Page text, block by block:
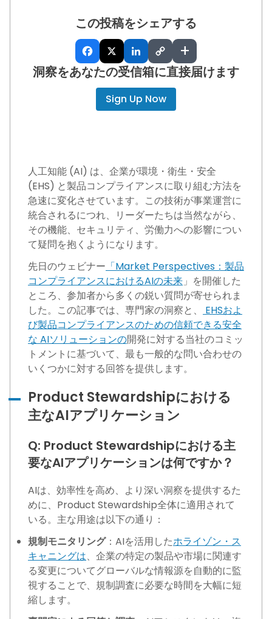
この投稿をシェアする
+
洞察をあなたの受信箱に直接届けます
Sign Up Now
人工知能 (AI) は、企業が環境・衛生・安全
(EHS) と製品コンプライアンスに取り組む方法を
急速に変化させています。この技術が事業運営に
統合されるにつれ、リーダーたちは当然ながら、
その機能、セキュリティ、労働力への影響につい
て疑問を抱くようになります。
先日のウェビナー 「Market Perspectives：製品
コンプライアンスにおけるAIの未来 」を開催した
ところ、参加者から多くの鋭い質問が寄せられま
した。この記事では、専門家の洞察と、
EHSおよ
び製品コンプライアンスのための信頼できる安全
な AIソリューションの開発に対する当社のコミッ
トメントに基づいて、最も一般的な問い合わせの
いくつかに対する回答を提供します。
Product Stewardshipにおける
主なAIアプリケーション
Q: Product Stewardshipにおける主
要なAIアプリケーションは何ですか？
AIは、効率性を高め、より深い洞察を提供するた
めに、Product Stewardship全体に適用されて
いる。主な用途は以下の通り：
規制モニタリング：AIを活用したホライゾン・ス
キャニングは、企業の特定の製品や市場に関連す
る変更についてグローバルな情報源を自動的に監
視することで、規制調査に必要な時間を大幅に短
縮します。